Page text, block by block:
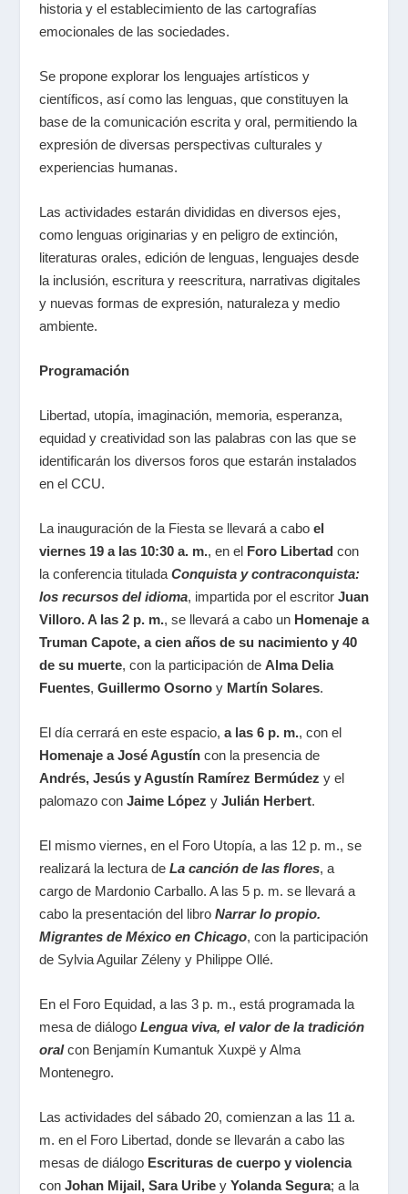
historia y el establecimiento de las cartografías
emocionales de las sociedades.
Se propone explorar los lenguajes artísticos y
científicos, así como las lenguas, que constituyen la
base de la comunicación escrita y oral, permitiendo la
expresión de diversas perspectivas culturales y
experiencias humanas.
Las actividades estarán divididas en diversos ejes,
como lenguas originarias y en peligro de extinción,
literaturas orales, edición de lenguas, lenguajes desde
la inclusión, escritura y reescritura, narrativas digitales
y nuevas formas de expresión, naturaleza y medio
ambiente.
Programación
Libertad, utopía, imaginación, memoria, esperanza,
equidad y creatividad son las palabras con las que se
identificarán los diversos foros que estarán instalados
en el CCU.
La inauguración de la Fiesta se llevará a cabo el
viernes 19 a las 10:30 a. m., en el Foro Libertad con
la conferencia titulada Conquista y contraconquista:
los recursos del idioma, impartida por el escritor Juan
Villoro. A las 2 p. m., se llevará a cabo un Homenaje a
Truman Capote, a cien años de su nacimiento y 40
de su muerte, con la participación de Alma Delia
Fuentes, Guillermo Osorno y Martín Solares.
El día cerrará en este espacio, a las 6 p. m., con el
Homenaje a José Agustín con la presencia de
Andrés, Jesús y Agustín Ramírez Bermúdez y el
palomazo con Jaime López y Julián Herbert.
El mismo viernes, en el Foro Utopía, a las 12 p. m., se
realizará la lectura de La canción de las flores, a
cargo de Mardonio Carballo. A las 5 p. m. se llevará a
cabo la presentación del libro Narrar lo propio.
Migrantes de México en Chicago, con la participación
de Sylvia Aguilar Zéleny y Philippe Ollé.
En el Foro Equidad, a las 3 p. m., está programada la
mesa de diálogo Lengua viva, el valor de la tradición
oral con Benjamín Kumantuk Xuxpë yAlma
Montenegro.
Las actividades del sábado 20, comienzan a las 11 a.
m. en el Foro Libertad, donde se llevarán a cabo las
mesas de diálogo Escrituras de cuerpo y violencia
con Johan Mijail, Sara Uribe y Yolanda Segura; a la